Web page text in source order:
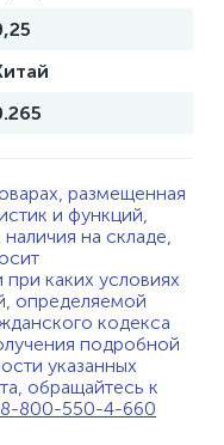
размещенная
и функций,
на складе,
каких условиях
определяемой
кодекса
подробной
указанных
обращайтесь к
8-800-550-4-660